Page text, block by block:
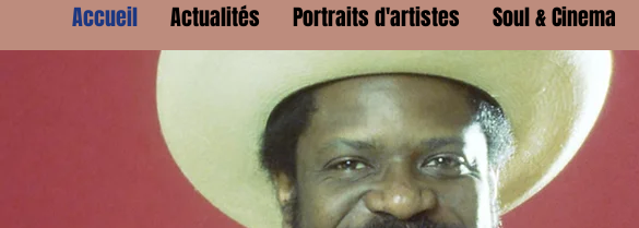
Accueil Actualités Portraits d'artistes Soul & Cinema